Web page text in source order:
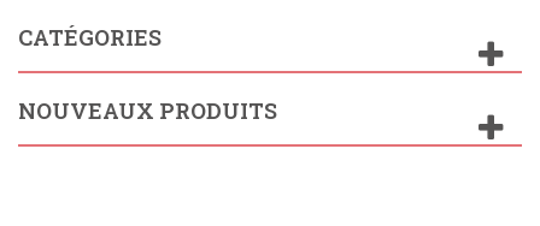
CATÉGORIES
NOUVEAUX PRODUITS